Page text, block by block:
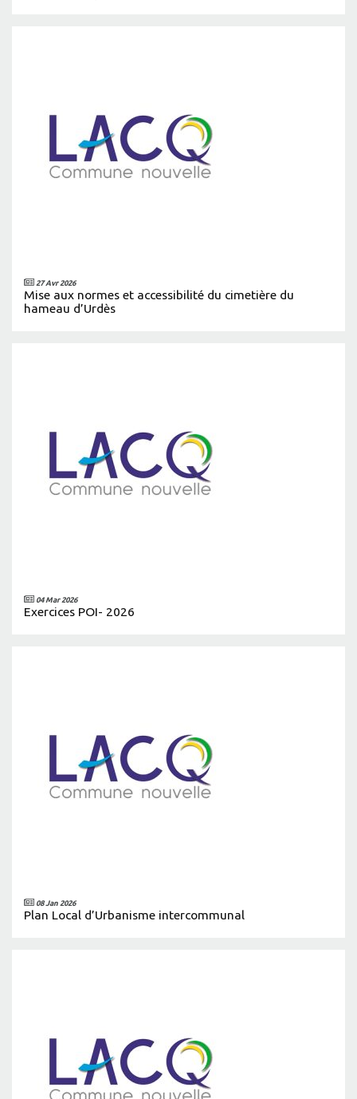
27 Avr 2026
Mise aux normes et accessibilité du cimetière du
hameau d’Urdès
04 Mar 2026
Exercices POI- 2026
08 Jan 2026
Plan Local d’Urbanisme intercommunal